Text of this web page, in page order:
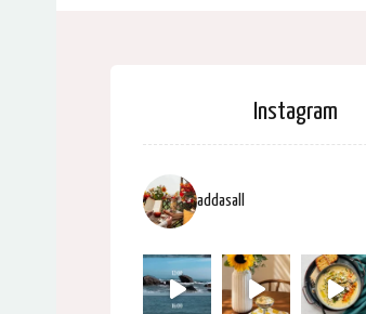
Instagram
addasall